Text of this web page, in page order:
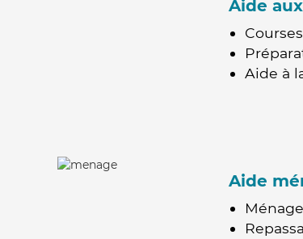
Aide
Courses
Aide à
Aide
Ménage